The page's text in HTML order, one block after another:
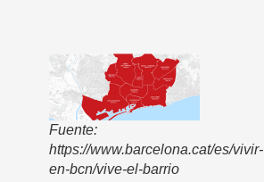
Fuente:
https://www.barcelona.cat/es/vivir-
en-bcn/vive-el-barrio